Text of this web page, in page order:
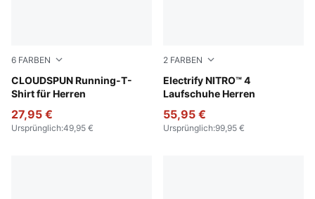
6 FARBEN
CLOUDSPUN Running-T-
Shirt für Herren
Puma White
27,95 €
Ursprünglich:49,95 €
2 FARBEN
Electrify NITRO™ 4
Laufschuhe Herren
Apple Spritz-Lux Lime-
55,95 €
Ursprünglich:99,95 €